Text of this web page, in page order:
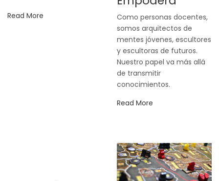
Read More
Como personas docentes,
somos arquitectos de
mentes jóvenes, escultores
y escultoras de futuros.
Nuestro papel va más allá
de transmitir
conocimientos.
Read More